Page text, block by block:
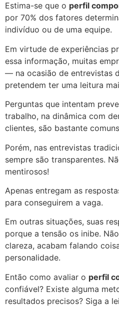
Estima-se que o perfil
por 70% dos fatores
indivíduo ou de uma equipe.
Em virtude de experiências
essa informação, muitas
— na ocasião de entrevistas
pretendem ter uma leitura
Perguntas que intentam
trabalho, na dinâmica com
clientes, são bastante
Porém, nas entrevistas
sempre são transparentes.
mentirosos!
Apenas entregam as
para conseguirem a vaga.
Em outras situações, suas
porque a tensão os inibe.
clareza, acabam falando
personalidade.
Então como avaliar o perfil
confiável? Existe alguma
resultados precisos? Siga a